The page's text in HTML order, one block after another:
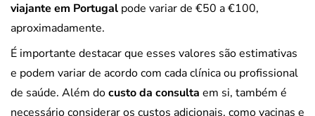
viajante em Portugal pode variar de €50 a €100,
aproximadamente.
É importante destacar que esses valores são estimativas
e podem variar de acordo com cada clínica ou profissional
de saúde. Além docusto da consulta em si, também é
necessário considerar os custos adicionais, como vacinas e